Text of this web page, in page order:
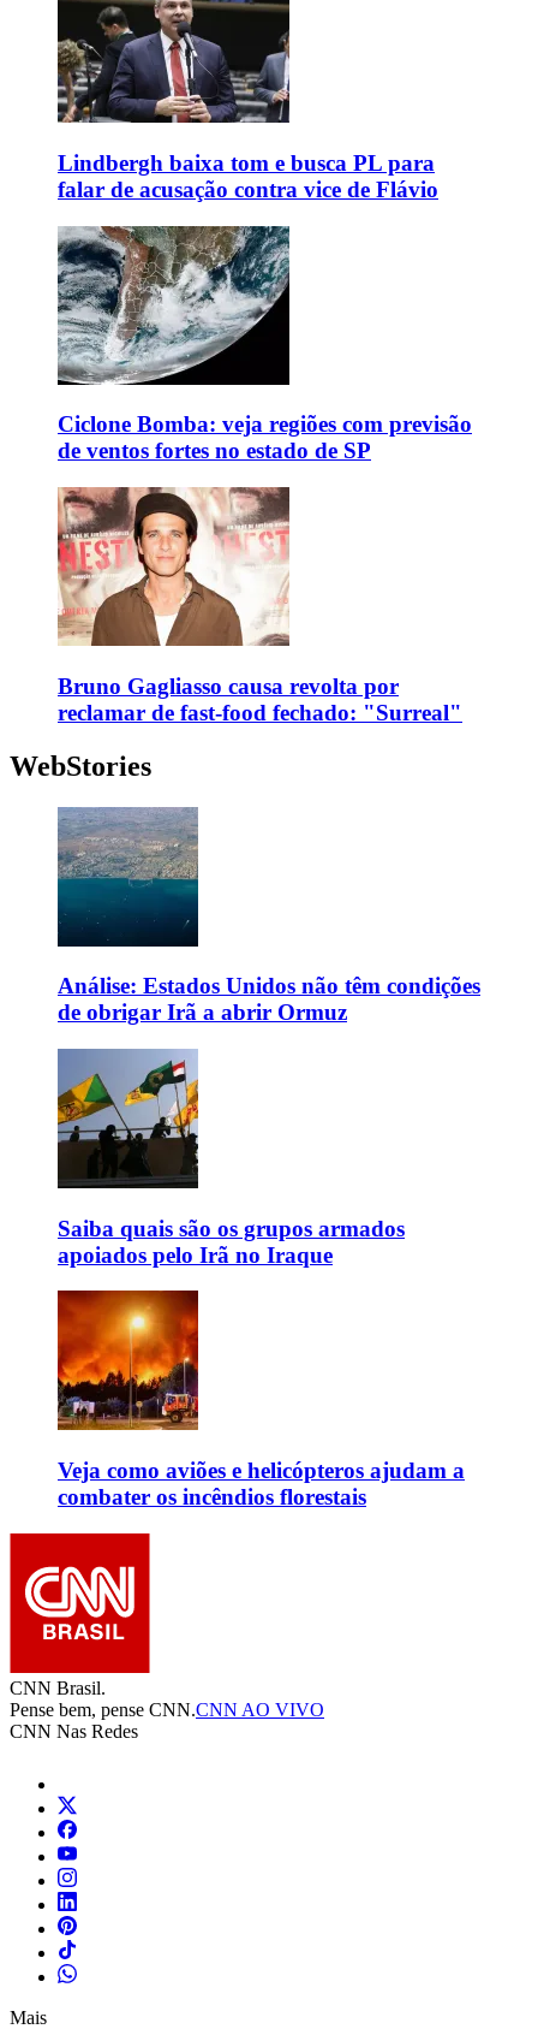
Lindbergh baixa tom e busca PL para
falar de acusação contra vice de Flávio
Ciclone Bomba: veja regiões com previsão
de ventos fortes no estado de SP
Bruno Gagliasso causa revolta por
reclamar de fast-food fechado: "Surreal"
WebStories
Análise: Estados Unidos não têm condições
de obrigar Irã a abrir Ormuz
Saiba quais são os grupos armados
apoiados pelo Irã no Iraque
Veja como aviões e helicópteros ajudam a
combater os incêndios florestais
CNN Brasil.
Pense bem, pense CNN.CNN AO VIVO
CNN Nas Redes
Mais